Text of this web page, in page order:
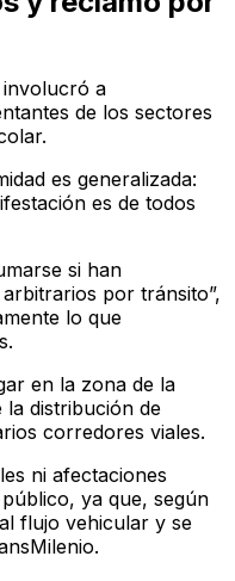
involucró a
de los sectores
es generalizada:
es de todos
si han
por tránsito”,
lo que
en la zona de la
la distribución de
corredores viales.
ni afectaciones
ya que, según
flujo vehicular y se